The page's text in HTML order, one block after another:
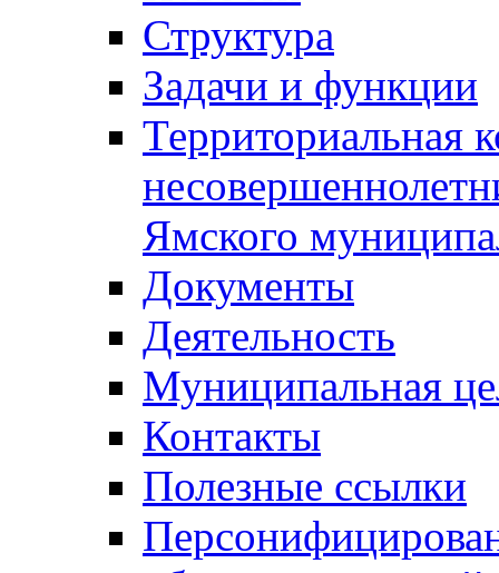
Структура
Задачи и функции
Территориальная
Ямского
Документы
Деятельность
Муниципальная
Контакты
Полезные ссылки